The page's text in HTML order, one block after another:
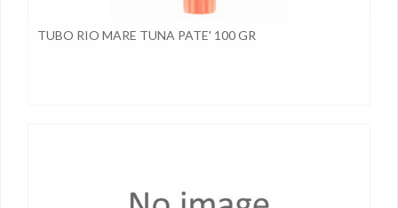
TUBO RIO MARE TUNA PATE' 100 GR